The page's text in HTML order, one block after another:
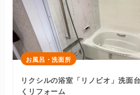
お風呂・洗面所
リクシルの浴室「リノビオ」洗面
くリフォーム